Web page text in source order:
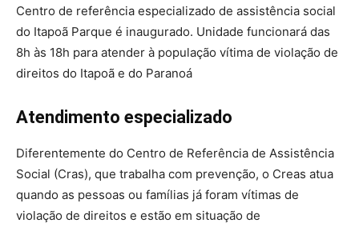
Centro de referência especializado de assistência social
do Itapoã Parque é inaugurado. Unidade funcionará das
8h às 18h para atender à população vítima de violação de
direitos do Itapoã e do Paranoá
Atendimento especializado
Diferentemente do Centro de Referência de Assistência
Social (Cras), que trabalha com prevenção, o Creas atua
quando as pessoas ou famílias já foram vítimas de
violação de direitos e estão em situação de